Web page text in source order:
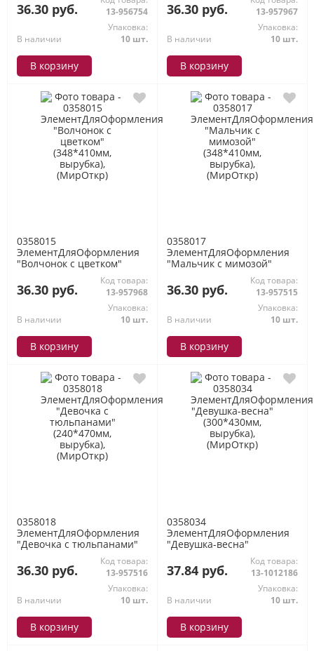
(МирОткр)
36.30 руб.
13-956754
В наличии
Упаковка:
10 шт.
В корзину
(МирОткр)
36.30 руб.
13-957967
В наличии
Упаковка:
10 шт.
В корзину
0358015
ЭлементДляОформления
"Волчонок с цветком"
(348*410мм, вырубка),
(МирОткр)
36.30 руб.
Код товара:
13-957968
В наличии
Упаковка:
10 шт.
В корзину
0358017
ЭлементДляОформления
"Мальчик с мимозой"
(348*410мм, вырубка),
(МирОткр)
36.30 руб.
Код товара:
13-957515
В наличии
Упаковка:
10 шт.
В корзину
0358018
ЭлементДляОформления
"Девочка с тюльпанами"
(240*470мм, вырубка),
(МирОткр)
36.30 руб.
Код товара:
13-957516
В наличии
Упаковка:
10 шт.
В корзину
0358034
ЭлементДляОформления
"Девушка-весна"
(300*430мм, вырубка),
(МирОткр)
37.84 руб.
Код товара:
13-1012186
В наличии
Упаковка:
10 шт.
В корзину